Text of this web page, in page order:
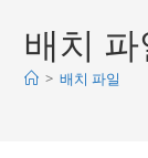
배치 파
> 배치 파일